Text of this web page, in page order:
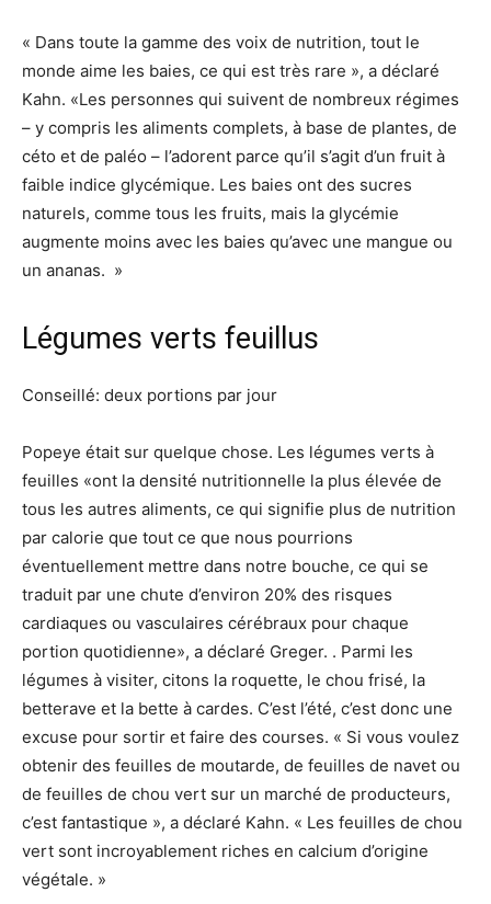
« Dans toute la gamme des voix de nutrition, tout le
monde aime les baies, ce qui est très rare », a déclaré
Kahn. «Les personnes qui suivent de nombreux régimes
– y compris les aliments complets, à base de plantes, de
céto et de paléo – l’adorent parce qu’il s’agit d’un fruit à
faible indice glycémique. Les baies ont des sucres
naturels, comme tous les fruits, mais la glycémie
augmente moins avec les baies qu’avec une mangue ou
un ananas. »
Légumes verts feuillus
Conseillé: deux portions par jour
Popeye était sur quelque chose. Les légumes verts à
feuilles «ont la densité nutritionnelle la plus élevée de
tous les autres aliments, ce qui signifie plus de nutrition
par calorie que tout ce que nous pourrions
éventuellement mettre dans notre bouche, ce qui se
traduit par une chute d’environ 20% des risques
cardiaques ou vasculaires cérébraux pour chaque
portion quotidienne», a déclaré Greger. . Parmi les
légumes à visiter, citons la roquette, le chou frisé, la
betterave et la bette à cardes. C’est l’été, c’est donc une
excuse pour sortir et faire des courses. « Si vous voulez
obtenir des feuilles de moutarde, de feuilles de navet ou
de feuilles de chou vert sur un marché de producteurs,
c’est fantastique », a déclaré Kahn. « Les feuilles de chou
vert sont incroyablement riches en calcium d’origine
végétale. »